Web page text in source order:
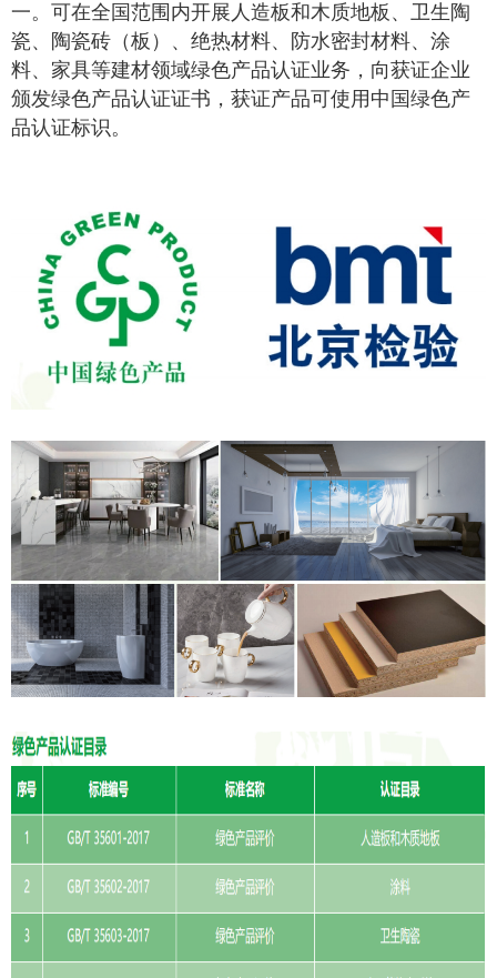
一。 可在全国范围内开展人造板和木质地板、卫生陶
瓷、陶瓷砖（板）、绝热材料、防水密封材料、涂
料、 家具等建材领域绿色产品认证业务，向获证企业
颁发绿色产品认证证书，获证产品可使用中国绿色产
品认证标识。